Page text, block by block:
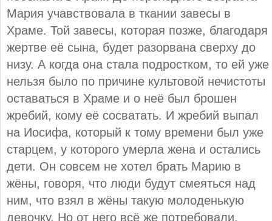
Мария учавствовала в ткании завесы в
Храме. Той завесы, которая позже, благодаря
жертве её сына, будет разорвана сверху до
низу. А когда она стала подростком, то ей уже
нельзя было по причине культовой нечистоты
оставаться в Храме и о неё был брошен
жребий, кому её сосватать. И жребий выпал
на Иосифа, который к тому времени был уже
старцем, у которого умерла жена и остались
дети. Он совсем не хотел брать Марию в
жёны, говоря, что люди будут смеяться над
ним, что взял в жёны такую молоденькую
девочку. Но от него всё же потребовали,